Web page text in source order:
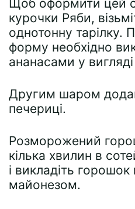
Щоб оформити цей
курочки Ряби,
однотонну
форму необхідно
ананасами у вигляді
Другим шаром
печериці.
Розморожений
кілька хвилин в
і викладіть
майонезом.